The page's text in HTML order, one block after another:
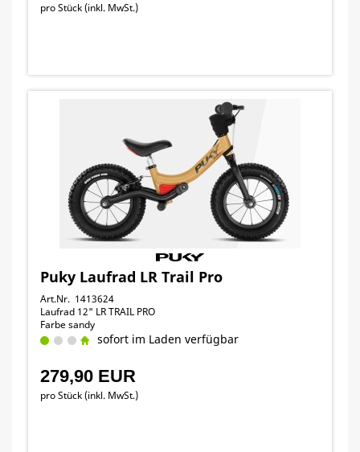
pro Stück (inkl. MwSt.)
Puky Laufrad LR Trail Pro
Art.Nr. 1413624
Laufrad 12" LR TRAIL PRO
Farbe sandy
sofort im Laden verfügbar
279,90 EUR
pro Stück (inkl. MwSt.)